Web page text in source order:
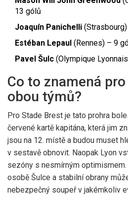
13 gólů
Joaquín Panichelli
Estéban Lepaul (Rennes) – 9
Pavel Šulc (Olympique
Co to znamená
obou týmů?
Pro Stade Brest je tato prohra
červené kartě kapitána, která jim
jsou na 12. místě a budou muset
v sestavě obnovit. Naopak Lyon
sezóny s nesmírným
osobě Šulce a stabilní obrany
nebezpečný soupeř v jakémkoliv